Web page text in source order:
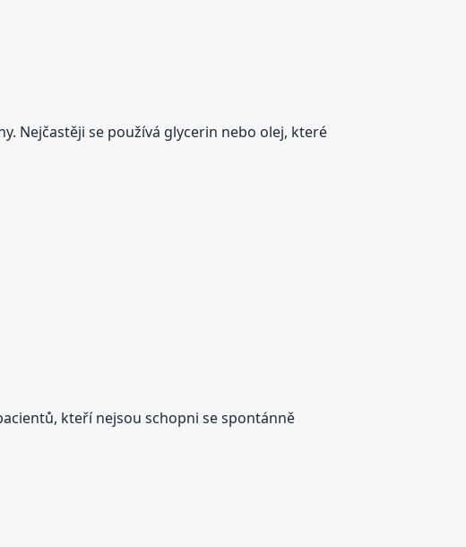
Nejčastěji se používá glycerin nebo olej, které
kteří nejsou schopni se spontánně